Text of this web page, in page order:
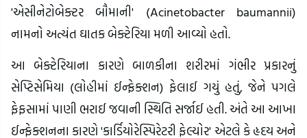
'એસીનેટોબેક્ટર બૌમાની' (Acinetobacter baumannii)
નામનો અત્યંત ઘાતક બેક્ટેરિયા મળી આવ્યો હતો.
આ બેક્ટેરિયાના કારણે બાળકીના શરીરમાં ગંભીર પ્રકારનું
સેપ્ટિસેમિયા (લોહીમાં ઈન્ફેક્શન) ફેલાઈ ગયું હતું, જેને પગલે
ફેફસામાં પાણી ભરાઈ જવાની સ્થિતિ સર્જાઈ હતી. અંતે આ આખા
ઈન્ફેક્શનના કારણે 'કાર્ડિયોરેસ્પિરેટરી ફેલ્યોર' એટલે કે હૃદય અને